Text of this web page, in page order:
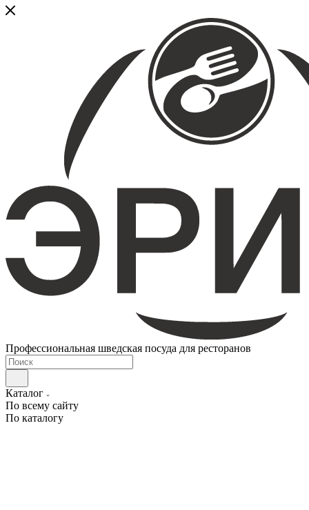
Профессиональная шведская посуда для ресторанов
Каталог
По всему сайту
По каталогу